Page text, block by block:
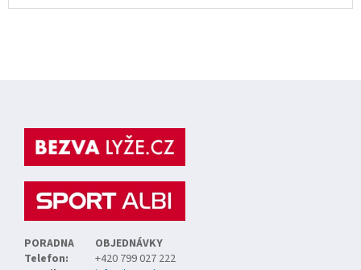
PORADNA
OBJEDNÁVKY
Telefon:
+420 799 027 222